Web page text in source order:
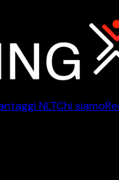
NLTChi siamo